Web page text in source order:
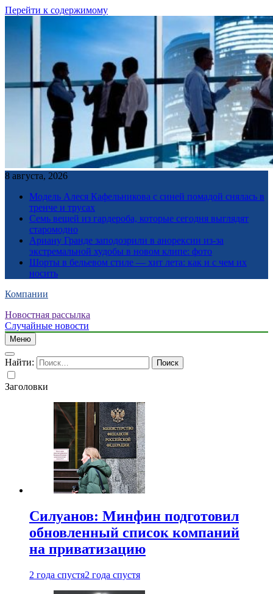
Перейти к содержимому
8 августа, 2026
Модель Алеся Кафельникова с синей помадой снялась в
тренче и трусах
Семь вещей из гардероба, которые сегодня выглядят
старомодно
Ариану Гранде заподозрили в анорексии из-за
экстремальной худобы в новом клипе: фото
Шорты в бельевом стиле — хит лета: как и с чем их
носить
Компании
Новостная рассылка
Случайные новости
Меню
Найти:
Заголовки
Силуанов: Минфин подготовил
обновленный список компаний
на приватизацию
2 года спустя2 года спустя